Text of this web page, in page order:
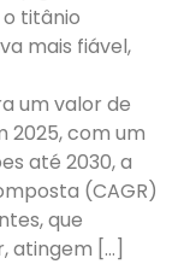
o titânio
mais fiável,
um valor de
2025, com um
até 2030, a
(CAGR)
que
atingem […]